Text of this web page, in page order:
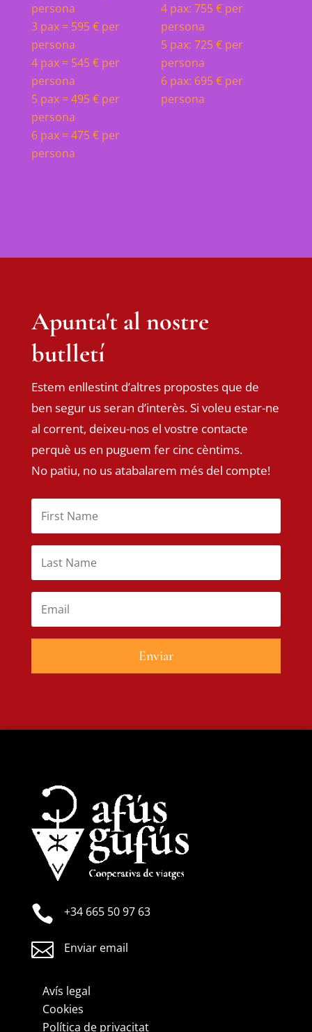
persona
3 pax = 595 € per
persona
4 pax = 545 € per
persona
5 pax = 495 € per
persona
6 pax = 475 € per
persona
4 pax: 755 € per
persona
5 pax: 725 € per
persona
6 pax: 695 € per
persona
Apunta't al nostre
butlletí
Estem enllestint d’altres propostes que de
ben segur us seran d’interès. Si voleu estar-ne
al corrent, deixeu-nos el vostre contacte
perquè us en puguem fer cinc cèntims.
No patiu, no us atabalarem més del compte!
Enviar
 +34 665 50 97 63
 Enviar email
Avís legal
Cookies
Política de privacitat